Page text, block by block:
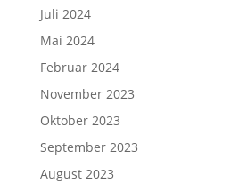
Juli 2024
Mai 2024
Februar 2024
November 2023
Oktober 2023
September 2023
August 2023